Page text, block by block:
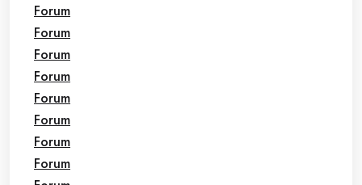
Forum
Forum
Forum
Forum
Forum
Forum
Forum
Forum